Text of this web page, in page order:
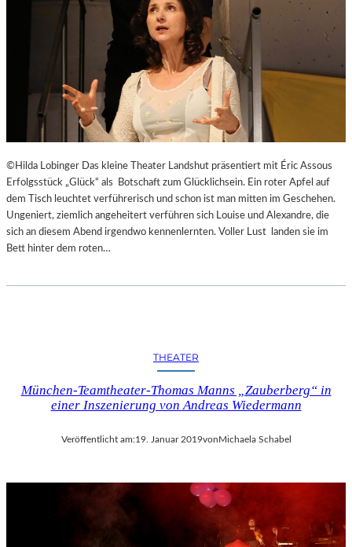
I
K
V
E
R
A
N
S
T
L
T
E
U
L
I
H
E
N
G
M
©Hilda Lobinger Das kleine Theater Landshut präsentiert mit Éric Assous
Erfolgsstück „Glück“ als Botschaft zum Glücklichsein. Ein roter Apfel auf
dem Tisch leuchtet verführerisch und schon ist man mitten im Geschehen.
Ungeniert, ziemlich angeheitert verführen sich Louise und Alexandre, die
sich an diesem Abend irgendwo kennenlernten. Voller Lust landen sie im
Bett hinter dem roten…
THEATER
München-Teamtheater-Thomas Manns „Zauberberg“ in
einer Inszenierung von Andreas Wiedermann
Veröffentlicht am:19. Januar 2019von Michaela Schabel